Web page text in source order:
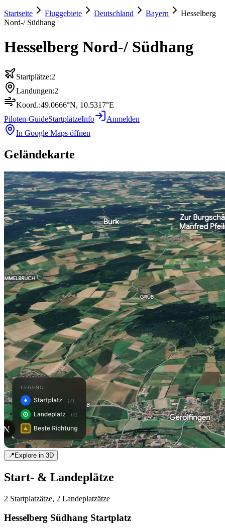
Startseite Fluggebiete Deutschland Bayern
Hesselberg
Nord-/ Südhang
Hesselberg Nord-/ Südhang
Startplätze:2
Landungen:2
Koord.:49.0666°N, 10.5317°E
Piloten-GuideStartplätzeInfo
Anmelden
In Google Maps öffnen
Geländekarte
📍Explore in 3D
Start- & Landeplätze
2 Startplatzätze, 2 Landeplatzätze
Hesselberg Südhang Startplatz